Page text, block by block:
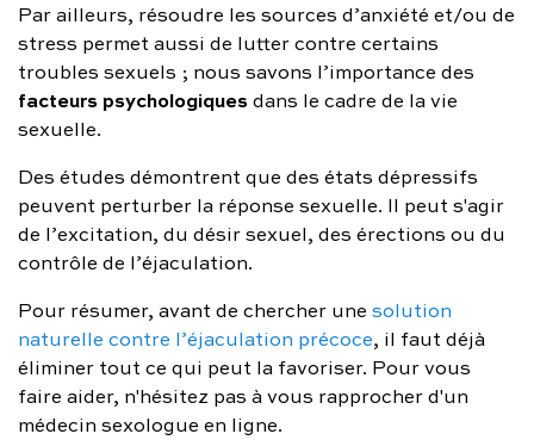
Par ailleurs, résoudre les sources d’anxiété et/ou de
stress permet aussi de lutter contre certains
troubles sexuels ; nous savons l’importance des
facteurs psychologiquesdans le cadre de la vie
sexuelle.
Des études démontrent que des états dépressifs
peuvent perturber la réponse sexuelle. Il peut s'agir
de l’excitation, du désir sexuel, des érections ou du
contrôle de l’éjaculation.
Pour résumer, avant de chercher une solution
naturelle contre l’éjaculation précoce, il faut déjà
éliminer tout ce qui peut la favoriser. Pour vous
faire aider, n'hésitez pas à vous rapprocher d'un
médecin sexologue en ligne.